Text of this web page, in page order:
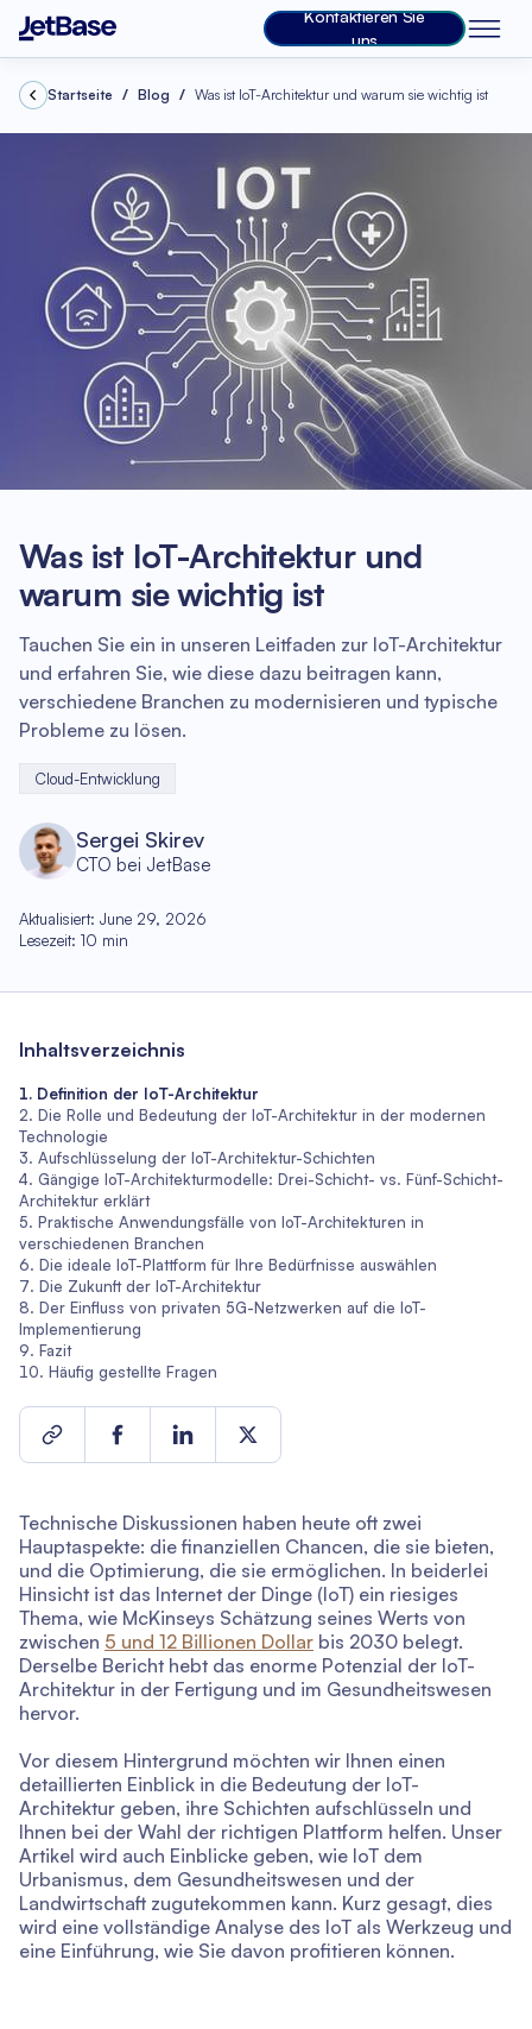
Kontaktieren Sie
uns
Startseite Blog Was ist IoT-Architektur und warum sie wichtig ist
Was ist IoT-Architektur und
warum sie wichtig ist
Tauchen Sie ein in unseren Leitfaden zur IoT-Architektur
und erfahren Sie, wie diese dazu beitragen kann,
verschiedene Branchen zu modernisieren und typische
Probleme zu lösen.
Cloud-Entwicklung
Sergei Skirev
CTO bei JetBase
Aktualisiert: June 29, 2026
Lesezeit: 10 min
Technische Diskussionen haben heute oft zwei
Hauptaspekte: die finanziellen Chancen, die sie bieten,
und die Optimierung, die sie ermöglichen. In beiderlei
Hinsicht ist das Internet der Dinge (IoT) ein riesiges
Thema, wie McKinseys Schätzung seines Werts von
zwischen 5 und 12 Billionen Dollar bis 2030 belegt.
Derselbe Bericht hebt das enorme Potenzial der IoT-
Architektur in der Fertigung und im Gesundheitswesen
hervor.
Vor diesem Hintergrund möchten wir Ihnen einen
detaillierten Einblick in die Bedeutung der IoT-
Architektur geben, ihre Schichten aufschlüsseln und
Ihnen bei der Wahl der richtigen Plattform helfen. Unser
Artikel wird auch Einblicke geben, wie IoT dem
Urbanismus, dem Gesundheitswesen und der
Landwirtschaft zugutekommen kann. Kurz gesagt, dies
wird eine vollständige Analyse des IoT als Werkzeug und
eine Einführung, wie Sie davon profitieren können.
Inhaltsverzeichnis
Definition der IoT-Architektur
Die Rolle und Bedeutung der IoT-Architektur in der modernen
Technologie
Aufschlüsselung der IoT-Architektur-Schichten
Gängige IoT-Architekturmodelle: Drei-Schicht- vs. Fünf-Schicht-
Architektur erklärt
Praktische Anwendungsfälle von IoT-Architekturen in
verschiedenen Branchen
Die ideale IoT-Plattform für Ihre Bedürfnisse auswählen
Die Zukunft der IoT-Architektur
Der Einfluss von privaten 5G-Netzwerken auf die IoT-
Implementierung
Fazit
Häufig gestellte Fragen